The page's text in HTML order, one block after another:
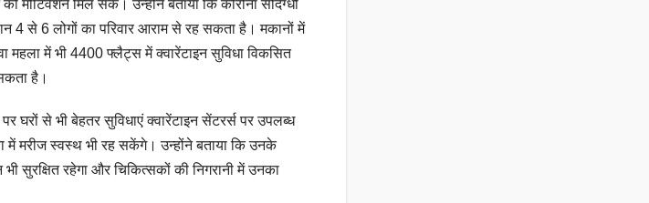
मोटिवेशन मिल सके। उन्होंने बताया कि कोरोना संदिग्धों
4 से 6 लोगों का परिवार आराम से रह सकता है। मकानों में
महला में भी 4400 फ्लैट्स में क्वारेंटाइन सुविधा विकसित
है।
घरों से भी बेहतर सुविधाएं क्वारेंटाइन सेंटरर्स पर उपलब्ध
में मरीज स्वस्थ भी रह सकेंगे। उन्होंने बताया कि उनके
सुरक्षित रहेगा और चिकित्सकों की निगरानी में उनका